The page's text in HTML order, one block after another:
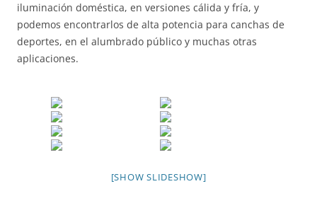
iluminación doméstica, en versiones cálida y fría, y
podemos encontrarlos de alta potencia para canchas de
deportes, en el alumbrado público y muchas otras
aplicaciones.
[SHOW SLIDESHOW]